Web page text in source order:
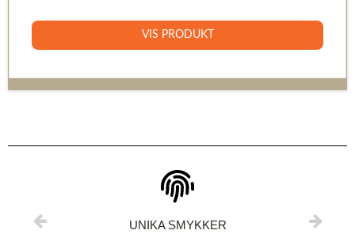
VIS PRODUKT
UNIKA SMYKKER